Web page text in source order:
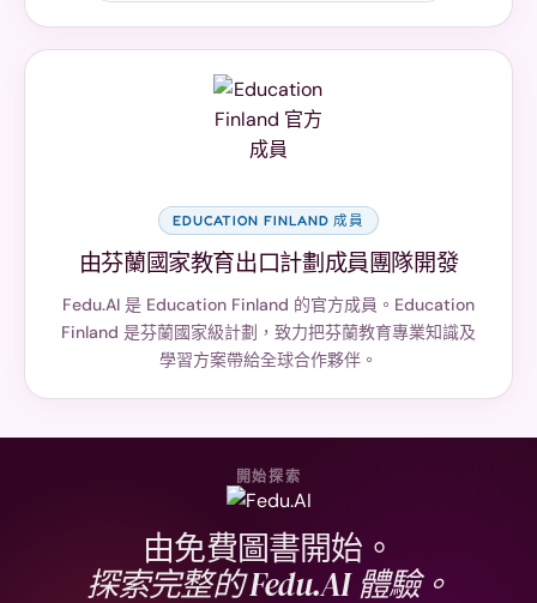
EDUCATION FINLAND 成員
由芬蘭國家教育出口計劃成員團隊開發
Fedu.AI 是 Education Finland 的官方成員。Education
Finland 是芬蘭國家級計劃，致力把芬蘭教育專業知識及
學習方案帶給全球合作夥伴。
開始探索
由免費圖書開始。
探索完整的 Fedu.AI 體驗。